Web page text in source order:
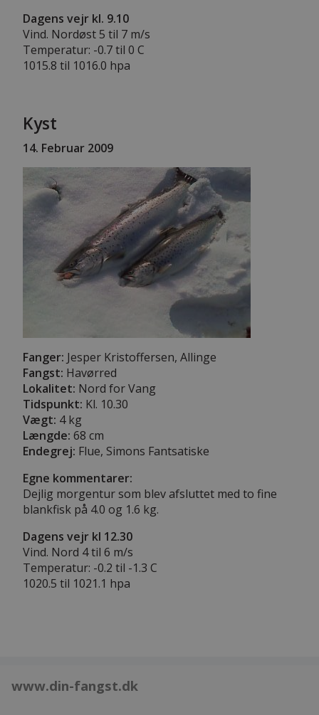
Dagens vejr kl. 9.10
Vind. Nordøst 5 til 7 m/s
Temperatur: -0.7 til 0 C
1015.8 til 1016.0 hpa
Kyst
14. Februar 2009
Fanger: Jesper Kristoffersen, Allinge
Fangst: Havørred
Lokalitet: Nord for Vang
Tidspunkt: Kl. 10.30
Vægt: 4 kg
Længde: 68 cm
Endegrej: Flue, Simons Fantsatiske
Egne kommentarer:
Dejlig morgentur som blev afsluttet med to fine
blankfisk på 4.0 og 1.6 kg.
Dagens vejr kl 12.30
Vind. Nord 4 til 6 m/s
Temperatur: -0.2 til -1.3 C
1020.5 til 1021.1 hpa
www.din-fangst.dk